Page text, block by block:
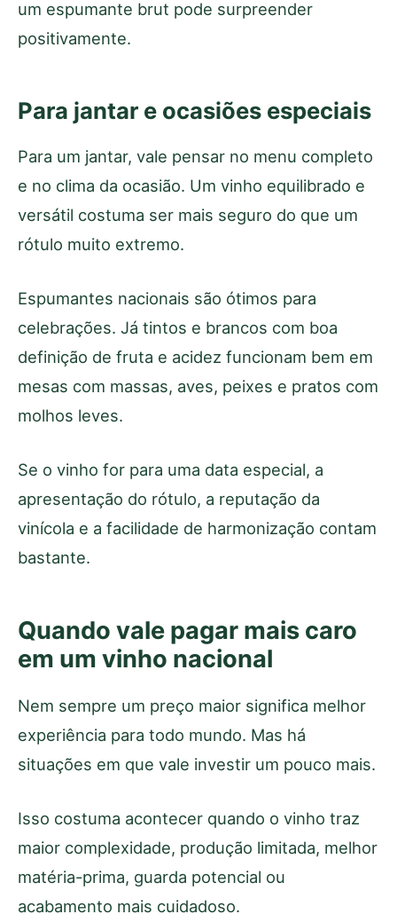
um espumante brut pode surpreender
positivamente.
Para jantar e ocasiões especiais
Para um jantar, vale pensar no menu completo
e no clima da ocasião. Um vinho equilibrado e
versátil costuma ser mais seguro do que um
rótulo muito extremo.
Espumantes nacionais são ótimos para
celebrações. Já tintos e brancos com boa
definição de fruta e acidez funcionam bem em
mesas com massas, aves, peixes e pratos com
molhos leves.
Se o vinho for para uma data especial, a
apresentação do rótulo, a reputação da
vinícola e a facilidade de harmonização contam
bastante.
Quando vale pagar mais caro
em um vinho nacional
Nem sempre um preço maior significa melhor
experiência para todo mundo. Mas há
situações em que vale investir um pouco mais.
Isso costuma acontecer quando o vinho traz
maior complexidade, produção limitada, melhor
matéria-prima, guarda potencial ou
acabamento mais cuidadoso.